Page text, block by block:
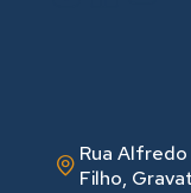
Rua Alfredo
Filho,